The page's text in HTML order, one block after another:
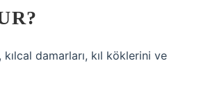
damarları, kıl köklerini ve